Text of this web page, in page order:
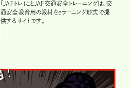
「JAFトレ」ことJAF交通安全トレーニングは、交
通安全教育用の教材をeラーニング形式で提
供するサイトです。